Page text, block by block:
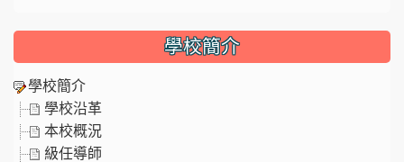
學校簡介
學校簡介
學校沿革
本校概況
級任導師